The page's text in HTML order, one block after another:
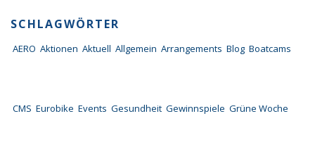
SCHLAGWÖRTER
AERO Aktionen Aktuell Allgemein Arrangements Blog Boatcams
CMS Eurobike Events Gesundheit Gewinnspiele Grüne Woche